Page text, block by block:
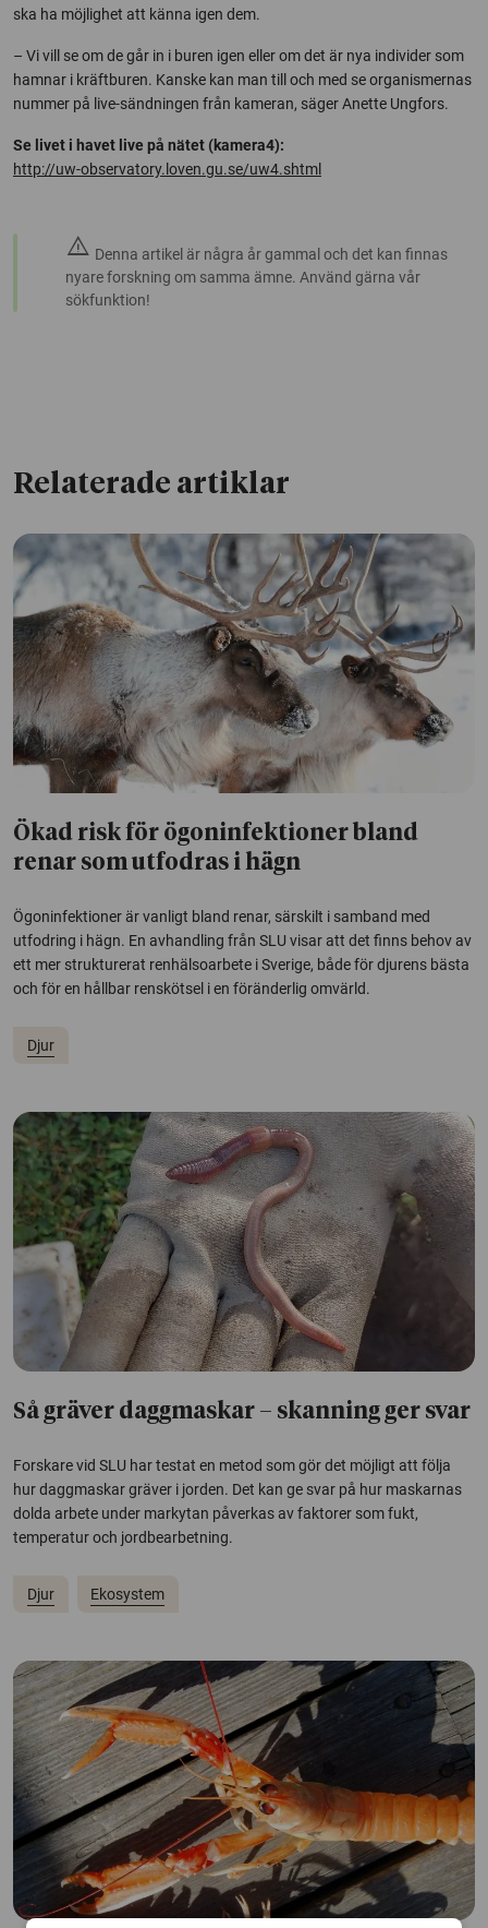
ska ha möjlighet att känna igen dem.
– Vi vill se om de går in i buren igen eller om det är nya individer som
hamnar i kräftburen. Kanske kan man till och med se organismernas
nummer på live-sändningen från kameran, säger Anette Ungfors.
Se livet i havet live på nätet (kamera4):
http://uw-observatory.loven.gu.se/uw4.shtml
warning Denna artikel är några år gammal och det kan finnas
nyare forskning om samma ämne. Använd gärna vår
sökfunktion!
Relaterade artiklar
Ökad risk för ögoninfektioner bland
renar som utfodras i hägn
Ögoninfektioner är vanligt bland renar, särskilt i samband med
utfodring i hägn. En avhandling från SLU visar att det finns behov av
ett mer strukturerat renhälsoarbete i Sverige, både för djurens bästa
och för en hållbar renskötsel i en föränderlig omvärld.
Djur
Så gräver daggmaskar – skanning ger svar
Forskare vid SLU har testat en metod som gör det möjligt att följa
hur daggmaskar gräver i jorden. Det kan ge svar på hur maskarnas
dolda arbete under markytan påverkas av faktorer som fukt,
temperatur och jordbearbetning.
Djur Ekosystem